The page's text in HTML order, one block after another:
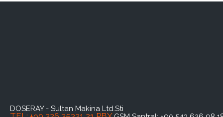
DOSERAY - Sultan Makina Ltd.Sti